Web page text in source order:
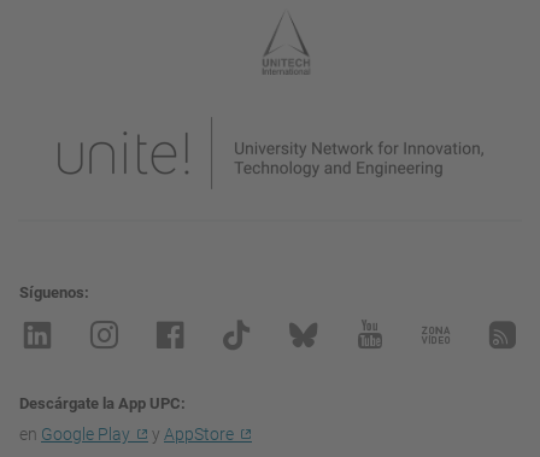
Síguenos
Descárgate la App UPC
en Google Play y AppStore